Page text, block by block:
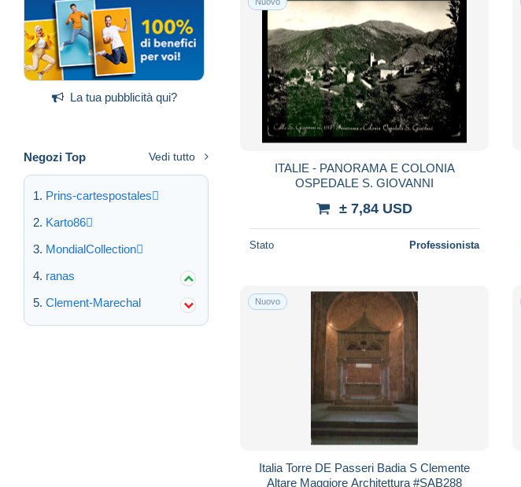
La tua pubblicità qui?
Negozi Top Vedi tutto
Prins-cartespostales
Karto86
MondialCollection
ranas
Clement-Marechal
ITALIE - PANORAMA E COLONIA
OSPEDALE S. GIOVANNI
± 7,84 USD
Stato Professionista
Nuovo
Italia Torre DE Passeri Badia S Clemente
Altare Maggiore Architettura #SAB288